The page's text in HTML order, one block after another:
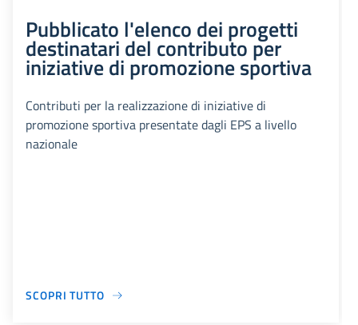
Pubblicato l'elenco dei progetti
destinatari del contributo per
iniziative di promozione sportiva
Contributi per la realizzazione di iniziative di
promozione sportiva presentate dagli EPS a livello
nazionale
SCOPRI TUTTO